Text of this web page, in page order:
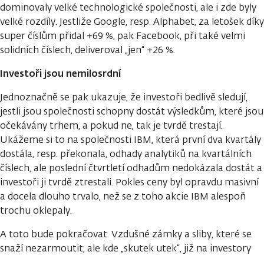
dominovaly velké technologické společnosti, ale i zde byly
velké rozdíly. Jestliže Google, resp. Alphabet, za letošek díky
super číslům přidal +69 %, pak Facebook, při také velmi
solidních číslech, deliveroval „jen“ +26 %.
Investoři jsou nemilosrdní
Jednoznačně se pak ukazuje, že investoři bedlivě sledují,
jestli jsou společnosti schopny dostát výsledkům, které jsou
očekávány trhem, a pokud ne, tak je tvrdě trestají.
Ukážeme si to na společnosti IBM, která první dva kvartály
dostála, resp. překonala, odhady analytiků na kvartálních
číslech, ale poslední čtvrtletí odhadům nedokázala dostát a
investoři ji tvrdě ztrestali. Pokles ceny byl opravdu masivní
a docela dlouho trvalo, než se z toho akcie IBM alespoň
trochu oklepaly.
A toto bude pokračovat. Vzdušné zámky a sliby, které se
snaží nezarmoutit, ale kde „skutek utek“, již na investory